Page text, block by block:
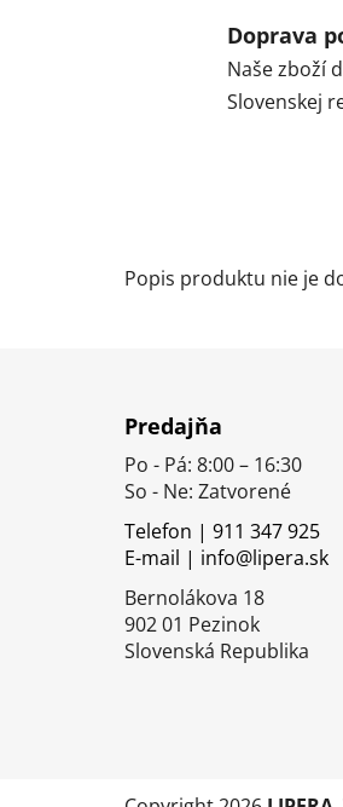
Doprava
Naše zboží
Slovenskej
Popis produktu nie je
Predajňa
Po - Pá: 8:00 – 16:30
So - Ne: Zatvorené
Telefon | 911 347 925
E-mail | info@lipera.sk
Bernolákova 18
902 01 Pezinok
Slovenská Republika